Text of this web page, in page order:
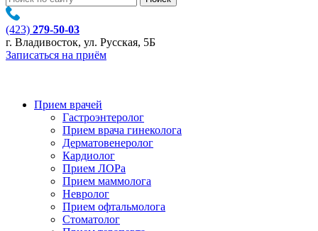
(423) 279-50-03
г. Владивосток, ул. Русская, 5Б
Записаться на приём
Прием врачей
Гастроэнтеролог
Прием врача гинеколога
Дерматовенеролог
Кардиолог
Прием ЛОРа
Прием маммолога
Невролог
Прием офтальмолога
Стоматолог